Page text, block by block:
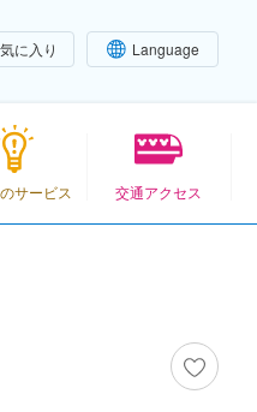
に入り Language
サービス 交通アクセス